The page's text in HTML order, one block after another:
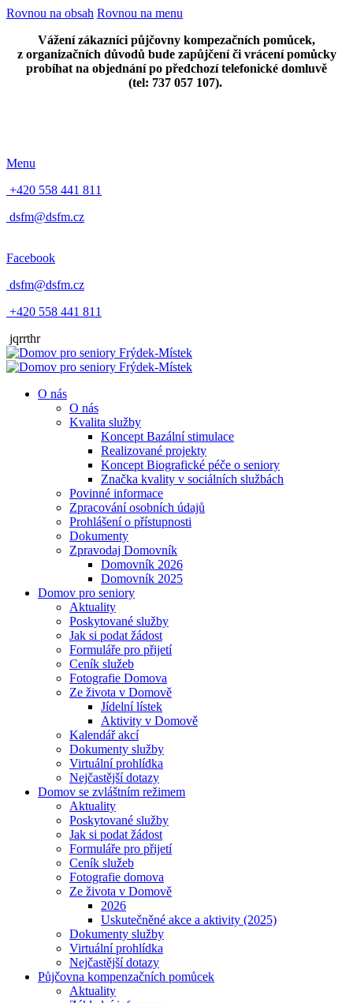
Rovnou na obsah Rovnou na menu
Vážení zákazníci půjčovny kompezačních pomůcek,
z organizačních důvodů bude zapůjčení či vrácení pomůcky
probíhat na objednání po předchozí telefonické domluvě
(tel: 737 057 107).
Menu
+420 558 441 811
dsfm@dsfm.cz
Facebook
dsfm@dsfm.cz
+420 558 441 811
jqrrthr
O nás
O nás
Kvalita služby
Koncept Bazální stimulace
Realizované projekty
Koncept Biografické péče o seniory
Značka kvality v sociálních službách
Povinné informace
Zpracování osobních údajů
Prohlášení o přístupnosti
Dokumenty
Zpravodaj Domovník
Domovník 2026
Domovník 2025
Domov pro seniory
Aktuality
Poskytované služby
Jak si podat žádost
Formuláře pro přijetí
Ceník služeb
Fotografie Domova
Ze života v Domově
Jídelní lístek
Aktivity v Domově
Kalendář akcí
Dokumenty služby
Virtuální prohlídka
Nejčastější dotazy
Domov se zvláštním režimem
Aktuality
Poskytované služby
Jak si podat žádost
Formuláře pro přijetí
Ceník služeb
Fotografie domova
Ze života v Domově
2026
Uskutečněné akce a aktivity (2025)
Dokumenty služby
Virtuální prohlídka
Nejčastější dotazy
Půjčovna kompenzačních pomůcek
Aktuality